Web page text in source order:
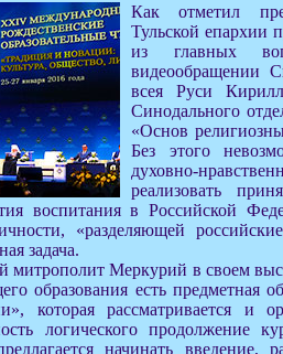
Как отметил
Тульской епархии
из главных
видеообращении
всея Руси
Синодального
«Основ
Без этого
духовно-
реализовать
воспитания в Российской
«разделяющей
задача.
Меркурий в своем
образования есть предметная
которая рассматривается и
логического
начинать введение,